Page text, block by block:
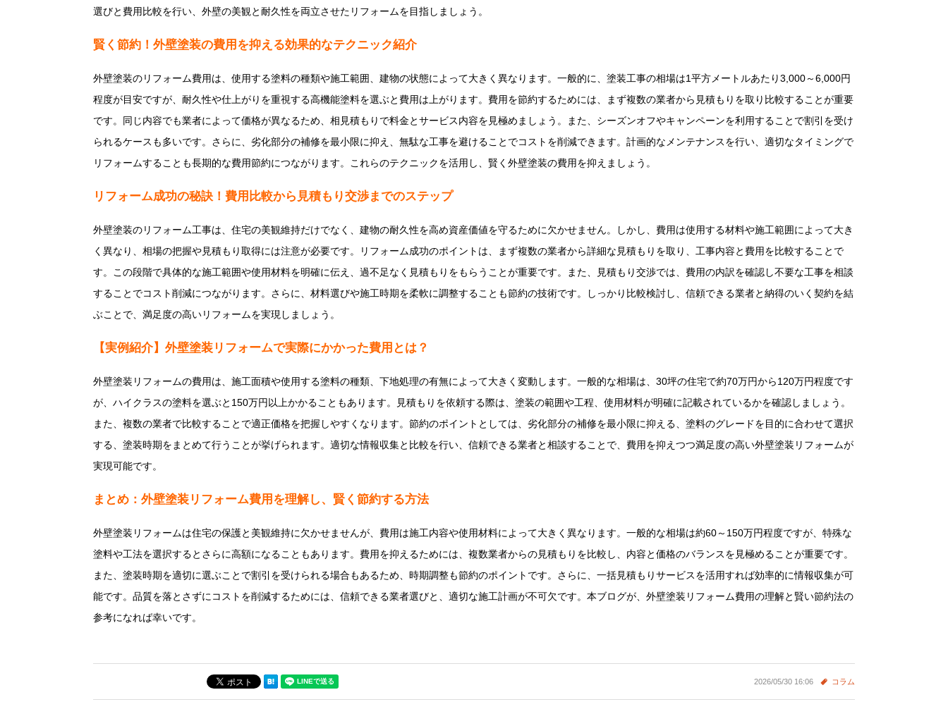
選びと費用比較を行い、外壁の美観と耐久性を両立させたリフォームを目指しましょう。
賢く節約！外壁塗装の費用を抑える効果的なテクニック紹介
外壁塗装のリフォーム費用は、使用する塗料の種類や施工範囲、建物の状態によって大きく異なります。一般的に、塗装工事の相場は1平方メートルあたり3,000～6,000円
程度が目安ですが、耐久性や仕上がりを重視する高機能塗料を選ぶと費用は上がります。費用を節約するためには、まず複数の業者から見積もりを取り比較することが重要
です。同じ内容でも業者によって価格が異なるため、相見積もりで料金とサービス内容を見極めましょう。また、シーズンオフやキャンペーンを利用することで割引を受け
られるケースも多いです。さらに、劣化部分の補修を最小限に抑え、無駄な工事を避けることでコストを削減できます。計画的なメンテナンスを行い、適切なタイミングで
リフォームすることも長期的な費用節約につながります。これらのテクニックを活用し、賢く外壁塗装の費用を抑えましょう。
リフォーム成功の秘訣！費用比較から見積もり交渉までのステップ
外壁塗装のリフォーム工事は、住宅の美観維持だけでなく、建物の耐久性を高め資産価値を守るために欠かせません。しかし、費用は使用する材料や施工範囲によって大き
く異なり、相場の把握や見積もり取得には注意が必要です。リフォーム成功のポイントは、まず複数の業者から詳細な見積もりを取り、工事内容と費用を比較することで
す。この段階で具体的な施工範囲や使用材料を明確に伝え、過不足なく見積もりをもらうことが重要です。また、見積もり交渉では、費用の内訳を確認し不要な工事を相談
することでコスト削減につながります。さらに、材料選びや施工時期を柔軟に調整することも節約の技術です。しっかり比較検討し、信頼できる業者と納得のいく契約を結
ぶことで、満足度の高いリフォームを実現しましょう。
【実例紹介】外壁塗装リフォームで実際にかかった費用とは？
外壁塗装リフォームの費用は、施工面積や使用する塗料の種類、下地処理の有無によって大きく変動します。一般的な相場は、30坪の住宅で約70万円から120万円程度です
が、ハイクラスの塗料を選ぶと150万円以上かかることもあります。見積もりを依頼する際は、塗装の範囲や工程、使用材料が明確に記載されているかを確認しましょう。
また、複数の業者で比較することで適正価格を把握しやすくなります。節約のポイントとしては、劣化部分の補修を最小限に抑える、塗料のグレードを目的に合わせて選択
する、塗装時期をまとめて行うことが挙げられます。適切な情報収集と比較を行い、信頼できる業者と相談することで、費用を抑えつつ満足度の高い外壁塗装リフォームが
実現可能です。
まとめ：外壁塗装リフォーム費用を理解し、賢く節約する方法
外壁塗装リフォームは住宅の保護と美観維持に欠かせませんが、費用は施工内容や使用材料によって大きく異なります。一般的な相場は約60～150万円程度ですが、特殊な
塗料や工法を選択するとさらに高額になることもあります。費用を抑えるためには、複数業者からの見積もりを比較し、内容と価格のバランスを見極めることが重要です。
また、塗装時期を適切に選ぶことで割引を受けられる場合もあるため、時期調整も節約のポイントです。さらに、一括見積もりサービスを活用すれば効率的に情報収集が可
能です。品質を落とさずにコストを削減するためには、信頼できる業者選びと、適切な施工計画が不可欠です。本ブログが、外壁塗装リフォーム費用の理解と賢い節約法の
参考になれば幸いです。
2026/05/30 16:06 コラム